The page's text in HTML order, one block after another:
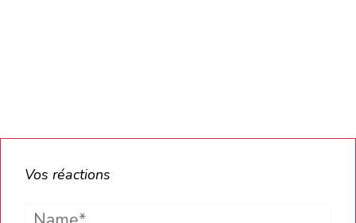
Vos réactions
Name*